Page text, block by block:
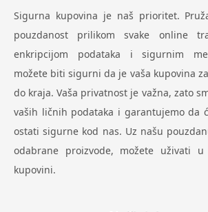
Sigurna kupovina je naš prioritet.
pouzdanost prilikom svake online
enkripcijom podataka i sigurnim
možete biti sigurni da je vaša kupovina
do kraja. Vaša privatnost je važna, zato
vaših ličnih podataka i garantujemo da
ostati sigurne kod nas. Uz našu
odabrane proizvode, možete uživati
kupovini.